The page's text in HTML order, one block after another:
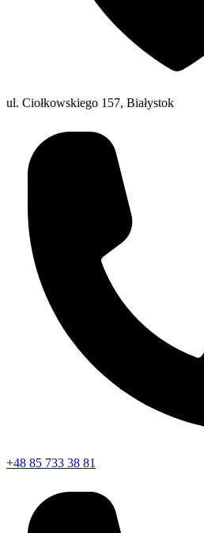
ul. Ciołkowskiego 157, Białystok
+48 85 733 38 81